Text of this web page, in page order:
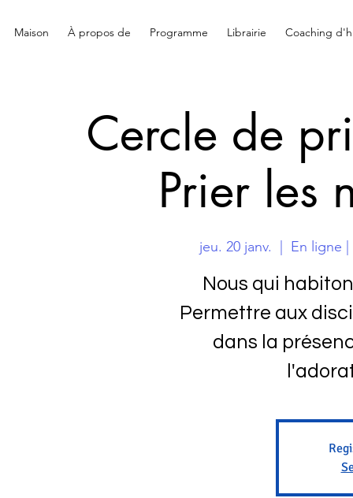
Maison À propos de Programme Librairie Coaching
Cercle de
Prier les
jeu. 20 janv. En ligne
Nous qui
Permettre aux
dans la